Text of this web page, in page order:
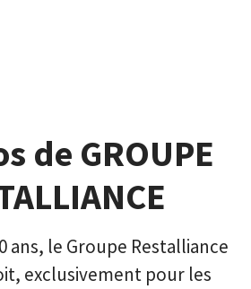
de GROUPE
ans, le Groupe Restalliance
exclusivement pour les